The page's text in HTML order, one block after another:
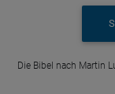
Die Bibel nach Martin